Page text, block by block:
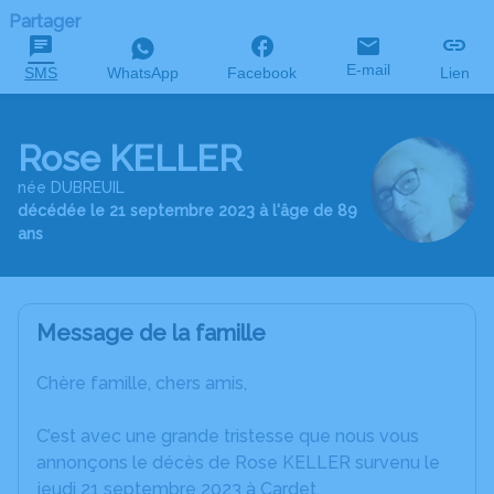
Partager
SMS WhatsApp Facebook E-mail Lien
Rose KELLER
née DUBREUIL
décédée le 21 septembre 2023 à l'âge de 89
ans
Message de la famille
Chère famille, chers amis,
C’est avec une grande tristesse que nous vous
annonçons le décès de Rose KELLER survenu le
jeudi 21 septembre 2023 à Cardet.